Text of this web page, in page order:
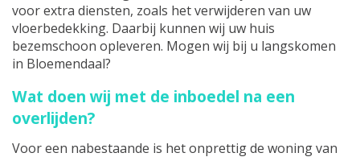
voor extra diensten, zoals het verwijderen van uw
vloerbedekking. Daarbij kunnen wij uw huis
bezemschoon opleveren. Mogen wij bij u langskomen
in Bloemendaal?
Wat doen wij met de inboedel na een
overlijden?
Voor een nabestaande is het onprettig de woning van